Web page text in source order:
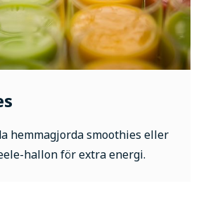
hemmagjorda smoothies eller
hallon för extra energi.